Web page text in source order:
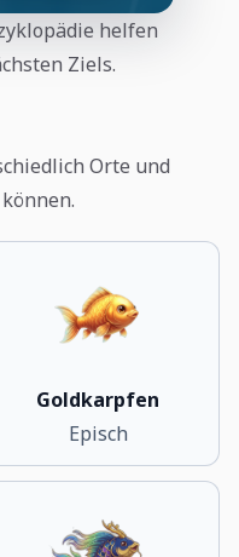
helfen
Ziels.
Orte und
Goldkarpfen
Episch